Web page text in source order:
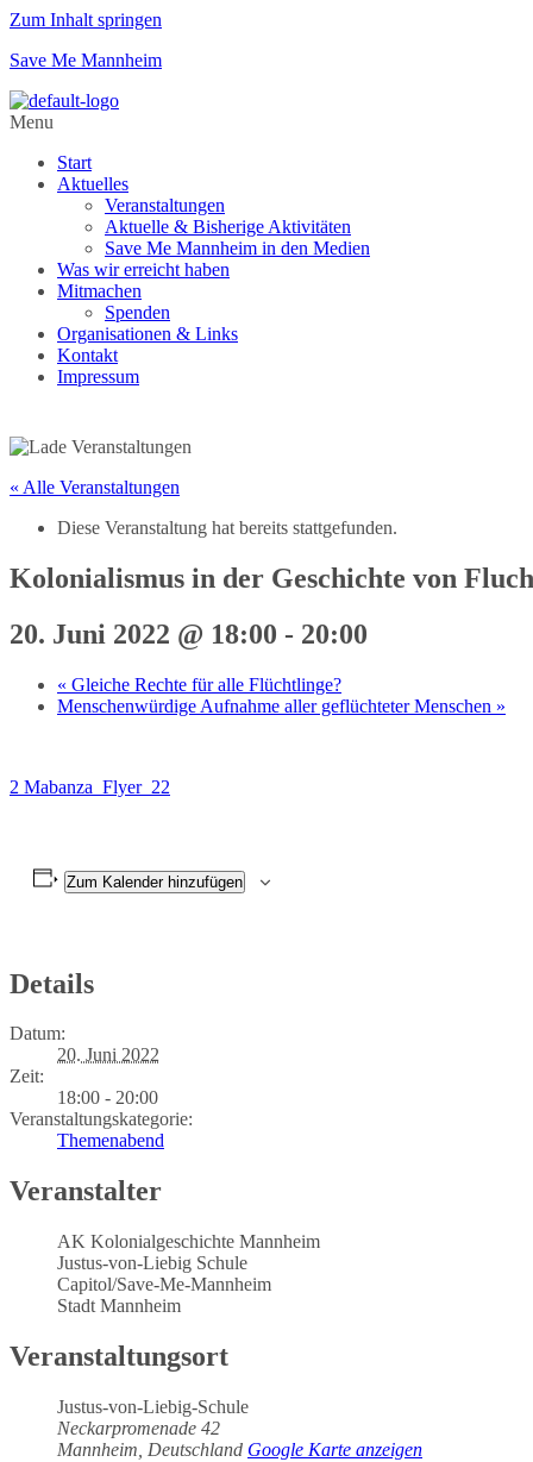
Zum Inhalt springen
Save Me Mannheim
Menu
Start
Aktuelles
Veranstaltungen
Aktuelle & Bisherige Aktivitäten
Save Me Mannheim in den Medien
Was wir erreicht haben
Mitmachen
Spenden
Organisationen & Links
Kontakt
Impressum
« Alle Veranstaltungen
Diese Veranstaltung hat bereits stattgefunden.
Kolonialismus in der Geschichte von
20. Juni 2022 @ 18:00 - 20:00
« Gleiche Rechte für alle Flüchtlinge?
Menschenwürdige Aufnahme aller geflüchteter Menschen »
2 Mabanza_Flyer_22
Zum Kalender hinzufügen
Details
Datum:
20. Juni 2022
Zeit:
18:00 - 20:00
Veranstaltungskategorie:
Themenabend
Veranstalter
AK Kolonialgeschichte Mannheim
Justus-von-Liebig Schule
Capitol/Save-Me-Mannheim
Stadt Mannheim
Veranstaltungsort
Justus-von-Liebig-Schule
Neckarpromenade 42
Mannheim Deutschland Google Karte anzeigen